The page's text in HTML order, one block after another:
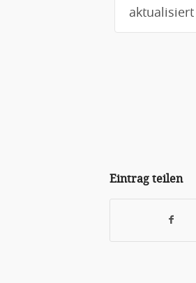
aktualisiert
Eintrag teilen